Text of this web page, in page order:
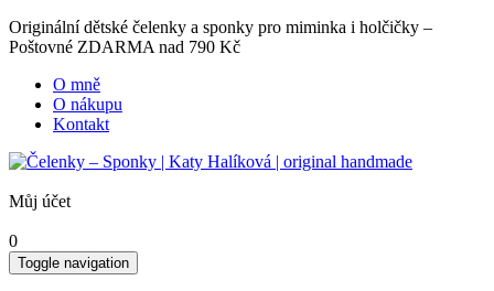
Originální dětské čelenky a sponky pro miminka i holčičky –
Poštovné ZDARMA nad 790 Kč
O mně
O nákupu
Kontakt
Můj účet
0
Toggle navigation